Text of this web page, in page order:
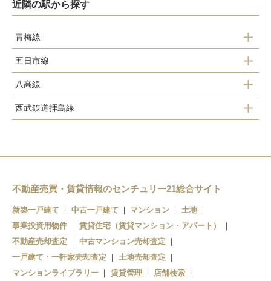
近隣の駅から探す
青梅線
東中神駅
中神駅
昭島駅
五日市線
拝島駅
八高線
拝島駅
西武鉄道拝島線
不動産売買・賃貸情報のセンチュリー21総合サイト
新築一戸建て 中古一戸建て マンション
土地
事業投資用物件
賃貸住宅（賃貸マンション・アパート）
不動産売却査定
中古マンション売却査定
一戸建て・一軒家売却査定
土地売却査定
マンションライブラリー
賃貸管理
店舗検索